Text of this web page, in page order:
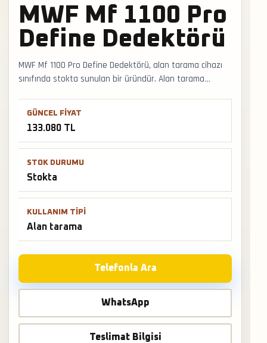
MWF Mf 1100 Pro
Define Dedektörü
MWF Mf 1100 Pro Define Dedektörü, alan tarama cihazı
sınıfında stokta sunulan bir üründür. Alan tarama
doğrulama yöntemi cihazın gerçek kullanım değerini
mağazadan teslimat desteğiyle satış ve teslimat
desteği hızlıca alınabilir.
GÜNCEL FIYAT
133.080 TL
STOK DURUMU
Stokta
KULLANIM TIPI
Alan tarama
Telefonla Ara
WhatsApp
Teslimat Bilgisi